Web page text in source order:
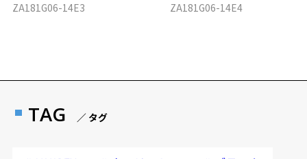
ZA181G06-14E3 ZA181G06-14E4
TAG ／ タグ